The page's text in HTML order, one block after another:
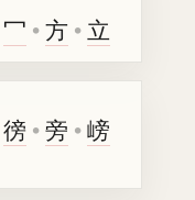
冖 •方 • 立
徬 •旁 •嵭